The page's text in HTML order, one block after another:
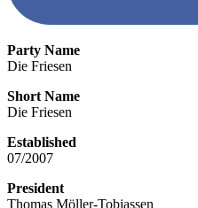
Party Name
Die Friesen
Short Name
Die Friesen
Established
07/2007
President
Thomas Möller-Tobiassen